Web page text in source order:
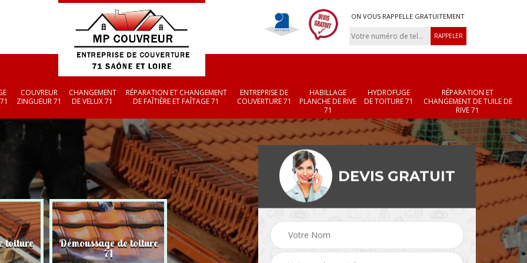
ON VOUS RAPPELLE GRATUITEMENT
COUVREUR
ZINGUEUR 71
CHANGEMENT
DE VELUX 71
RÉPARATION ET CHANGEMENT
DE FAÎTIÈRE ET FAÎTAGE 71
ENTREPRISE DE
COUVERTURE 71
HABILLAGE
PLANCHE DE RIVE
71
HYDROFUGE
DE TOITURE 71
RÉPARATION ET
CHANGEMENT DE TUILE DE
RIVE 71
toiture Démoussage de toiture
71 Couvreur zingueur 71 Changement de velux
71
Réparation et
changement de
et faîtage 71
DEVIS GRATUIT